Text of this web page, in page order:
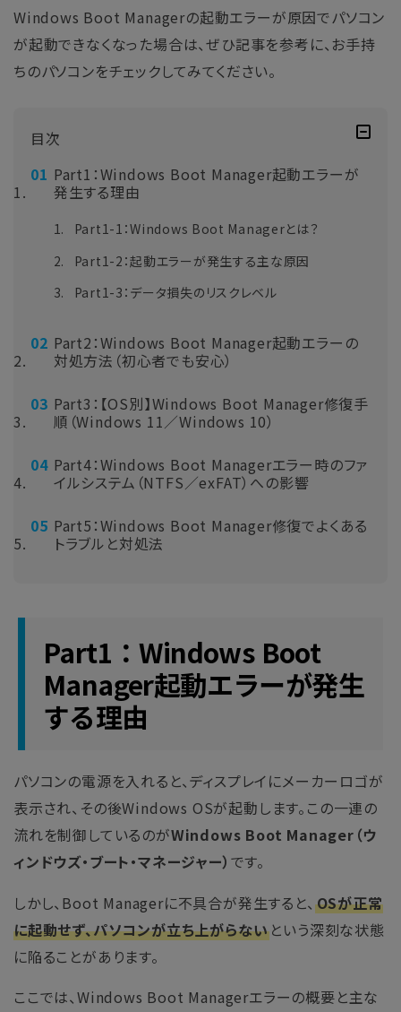
Windows Boot Managerの起動エラーが原因でパソコン
が起動できなくなった場合は、ぜひ記事を参考に、お手持
ちのパソコンをチェックしてみてください。
目次
Part1：Windows Boot Manager起動エラーが
発生する理由
Part1-1：Windows Boot Managerとは？
Part1-2：起動エラーが発生する主な原因
Part1-3：データ損失のリスクレベル
Part2：Windows Boot Manager起動エラーの
対処方法（初心者でも安心）
Part3：【OS別】Windows Boot Manager修復手
順（Windows 11／Windows 10）
Part4：Windows Boot Managerエラー時のファ
イルシステム（NTFS／exFAT）への影響
Part5：Windows Boot Manager修復でよくある
トラブルと対処法
Part1：Windows Boot
Manager起動エラーが発生
する理由
パソコンの電源を入れると、ディスプレイにメーカーロゴが
表示され、その後Windows OSが起動します。この一連の
流れを制御しているのがWindows Boot Manager（ウ
ィンドウズ・ブート・マネージャー） です。
しかし、Boot Managerに不具合が発生すると、 OSが正常
に起動せず、パソコンが立ち上がらないという深刻な状態
に陥ることがあります。
ここでは、Windows Boot Managerエラーの概要と主な